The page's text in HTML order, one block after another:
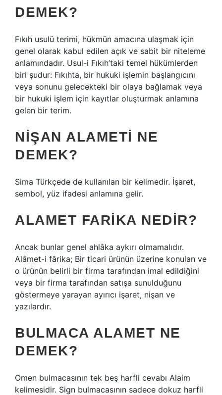
DEMEK?
Fıkıh usulü terimi, hükmün amacına ulaşmak için
genel olarak kabul edilen açık ve sabit bir niteleme
anlamındadır. Usul-i Fıkıh’taki temel hükümlerden
biri şudur: Fıkıhta, bir hukuki işlemin başlangıcını
veya sonunu gelecekteki bir olaya bağlamak veya
bir hukuki işlem için kayıtlar oluşturmak anlamına
gelen bir terim.
NIŞAN ALAMETI NE
DEMEK?
Sima Türkçede de kullanılan bir kelimedir. İşaret,
sembol, yüz ifadesi anlamına gelir.
ALAMET FARIKA NEDIR?
Ancak bunlar genel ahlâka aykırı olmamalıdır.
Alâmet-i fârika; Bir ticari ürünün üzerine konulan ve
o ürünün belirli bir firma tarafından imal edildiğini
veya bir firma tarafından satışa sunulduğunu
göstermeye yarayan ayırıcı işaret, nişan ve
yazılardır.
BULMACA ALAMET NE
DEMEK?
Omen bulmacasının tek beş harfli cevabı Alaim
kelimesidir. Sign bulmacasının sadece dokuz harfli